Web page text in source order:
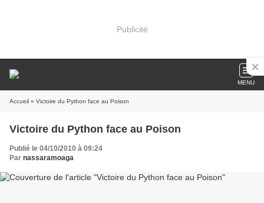
Publicité
MENU
Accueil » Victoire du Python face au Poison
Victoire du Python face au Poison
Publié le 04/10/2010 à 09:24
Par nassaramoaga